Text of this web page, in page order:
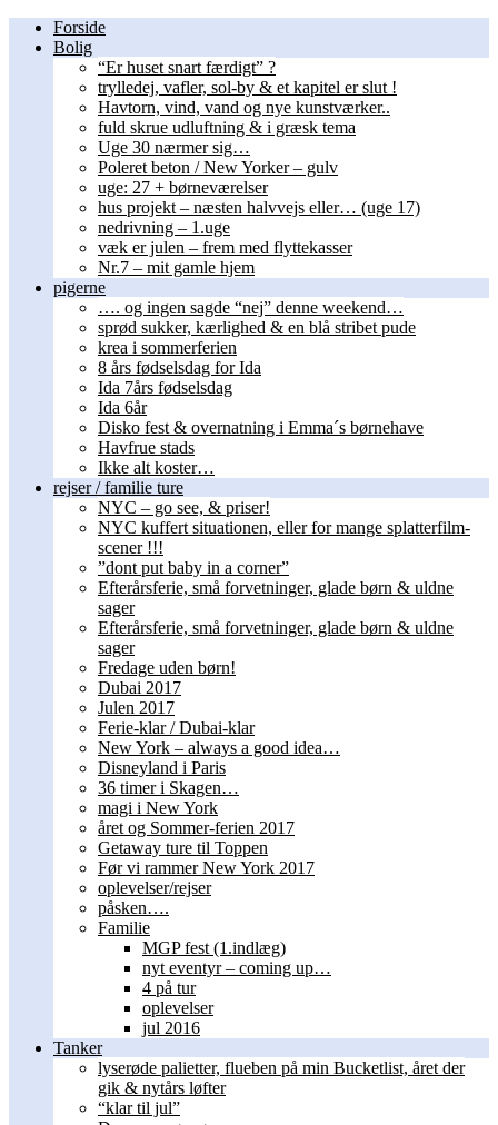
Forside
Bolig
“Er huset snart færdigt” ?
trylledej, vafler, sol-by & et kapitel er slut !
Havtorn, vind, vand og nye kunstværker..
fuld skrue udluftning & i græsk tema
Uge 30 nærmer sig…
Poleret beton / New Yorker – gulv
uge: 27 + børneværelser
hus projekt – næsten halvvejs eller… (uge 17)
nedrivning – 1.uge
væk er julen – frem med flyttekasser
Nr.7 – mit gamle hjem
pigerne
…. og ingen sagde “nej” denne weekend…
sprød sukker, kærlighed & en blå stribet pude
krea i sommerferien
8 års fødselsdag for Ida
Ida 7års fødselsdag
Ida 6år
Disko fest & overnatning i Emma´s børnehave
Havfrue stads
Ikke alt koster…
rejser / familie ture
NYC – go see, & priser!
NYC kuffert situationen, eller for mange splatterfilm-
scener !!!
”dont put baby in a corner”
Efterårsferie, små forvetninger, glade børn & uldne
sager
Efterårsferie, små forvetninger, glade børn & uldne
sager
Fredage uden børn!
Dubai 2017
Julen 2017
Ferie-klar / Dubai-klar
New York – always a good idea…
Disneyland i Paris
36 timer i Skagen…
magi i New York
året og Sommer-ferien 2017
Getaway ture til Toppen
Før vi rammer New York 2017
oplevelser/rejser
påsken….
Familie
MGP fest (1.indlæg)
nyt eventyr – coming up…
4 på tur
oplevelser
jul 2016
Tanker
lyserøde palietter, flueben på min Bucketlist, året der
gik & nytårs løfter
“klar til jul”